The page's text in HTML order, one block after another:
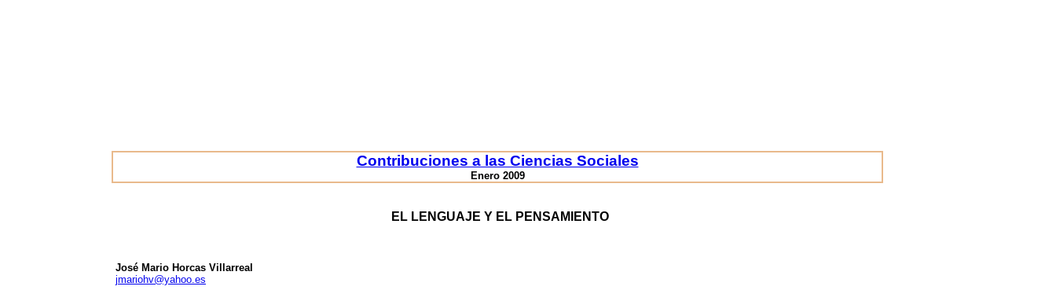
Contribuciones a las Ciencias Sociales
Enero 2009
EL LENGUAJE Y EL PENSAMIENTO
José Mario Horcas Villarreal
jmariohv@yahoo.es